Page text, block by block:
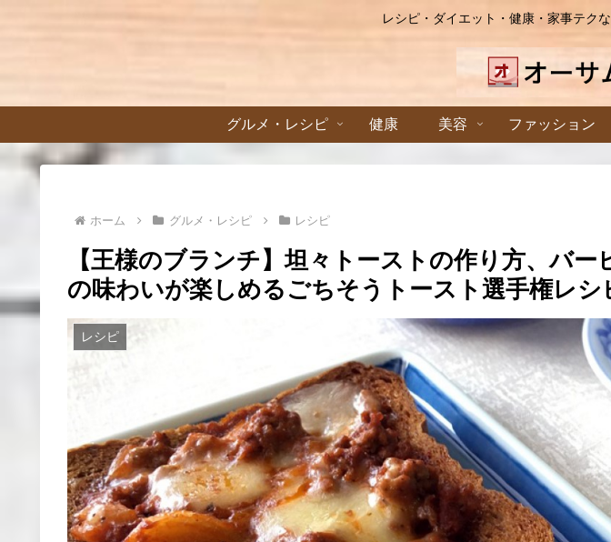
レシピ・ダイエット・健康・家事テク
グルメ・レシピ 健康 美容 ファッション
ホーム グルメ・レシピ レシピ
【王様のブランチ】坦々トーストの作り方、バー
の味わいが楽しめるごちそうトースト選手権レシ
レシピ